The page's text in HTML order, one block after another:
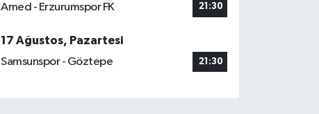
Amed - Erzurumspor FK 21:30
17 Ağustos, Pazartesi
Samsunspor - Göztepe
21:30